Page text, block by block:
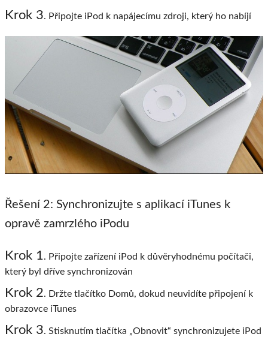
Krok 3. Připojte iPod k napájecímu zdroji, který ho nabíjí
Řešení 2: Synchronizujte s aplikací iTunes k
opravě zamrzlého iPodu
Krok 1. Připojte zařízení iPod k důvěryhodnému počítači,
který byl dříve synchronizován
Krok 2. Držte tlačítko Domů, dokud neuvidíte připojení k
obrazovce iTunes
Krok 3. Stisknutím tlačítka „Obnovit“ synchronizujete iPod